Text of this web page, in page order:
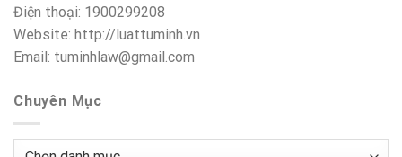
Điện thoại: 1900299208
Website: http://luattuminh.vn
Email: tuminhlaw@gmail.com
Chuyên Mục
Chuyên